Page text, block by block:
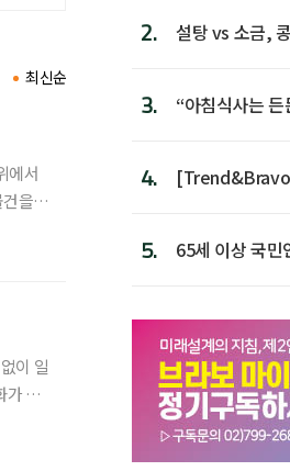
최신순
에서
을
이 일
2. 설탕 vs 소금,
3.
“아침식사는
4.
5. 65세 이상 국민